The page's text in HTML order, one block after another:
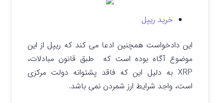
خرید ریپل
این دادخواست همچنین ادعا می کند که ریپل از این
موضوع آگاه بوده است که طبق قانون مبادلات،
XRP به دلیل این که فاقد پشتوانه دولت مرکزی
است، واجد شرایط ارز شمردن نمی باشد.